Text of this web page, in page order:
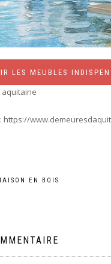
LES MEUBLES
aquitaine
https://
EN BOIS